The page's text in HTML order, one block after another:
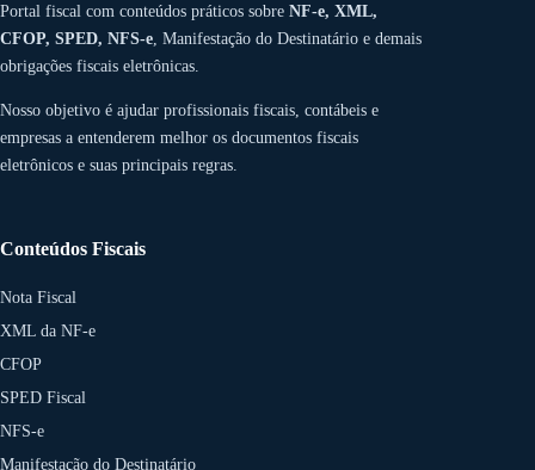
Portal fiscal com conteúdos práticos sobre NF-e, XML,
CFOP, SPED, NFS-e , Manifestação do Destinatário e demais
obrigações fiscais eletrônicas.
Nosso objetivo é ajudar profissionais fiscais, contábeis e
empresas a entenderem melhor os documentos fiscais
eletrônicos e suas principais regras.
Conteúdos Fiscais
Nota Fiscal
XML da NF-e
CFOP
SPED Fiscal
NFS-e
Manifestação do Destinatário